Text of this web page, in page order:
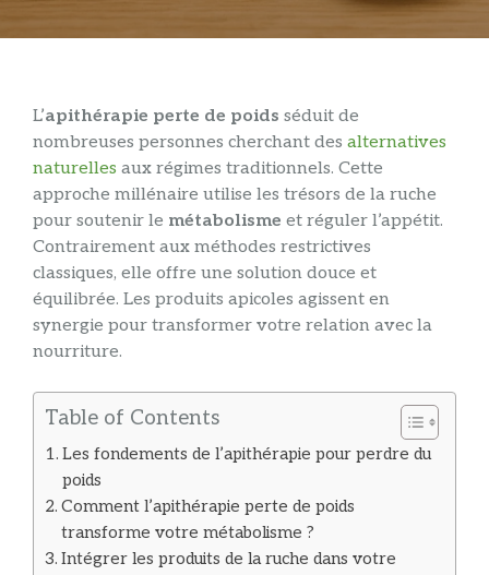
L’apithérapie perte de poids séduit de
nombreuses personnes cherchant des alternatives
naturelles aux régimes traditionnels. Cette
approche millénaire utilise les trésors de la ruche
pour soutenir le métabolisme et réguler l’appétit.
Contrairement aux méthodes restrictives
classiques, elle offre une solution douce et
équilibrée. Les produits apicoles agissent en
synergie pour transformer votre relation avec la
nourriture.
Table of Contents
Les fondements de l’apithérapie pour perdre du
poids
Comment l’apithérapie perte de poids
transforme votre métabolisme ?
Intégrer les produits de la ruche dans votre